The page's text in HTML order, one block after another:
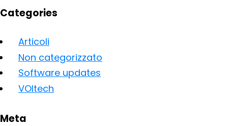
Categories
Articoli
Non categorizzato
Software updates
VOItech
Meta